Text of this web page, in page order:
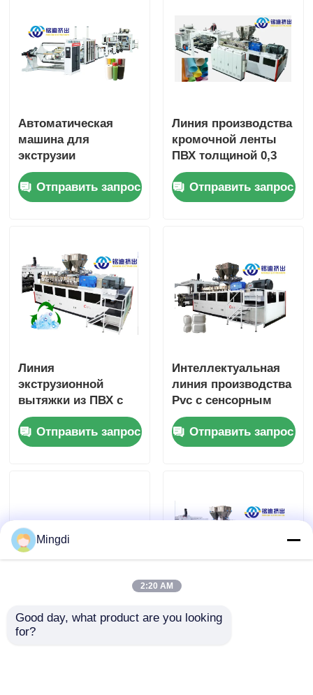
Автоматическая
машина для
экструзии
пластиковых листов
ПВХ 400 кг/ч для
мебельной отделки
Отправить запрос
Линия производства
кромочной ленты
ПВХ толщиной 0,3
мм - 2 мм, высокая
производительность,
низкое
Отправить запрос
Линия
экструзионной
вытяжки из ПВХ с
двумя винтами 250-
400 кг/ч для
декорации мебели
Отправить запрос
Интеллектуальная
линия производства
Pvc с сенсорным
экраном
Отправить запрос
Высокопрочная
линия
Линия
Mingdi
2:20 AM
Good day, what product are you looking
for?